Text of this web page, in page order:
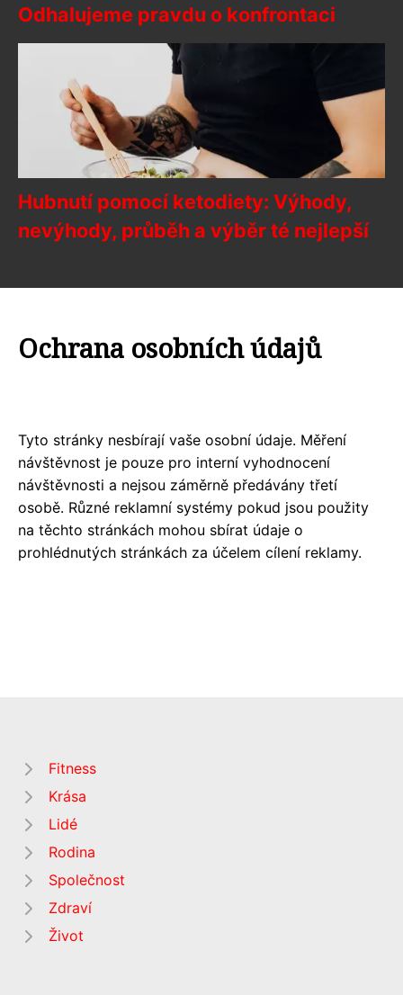
Odhalujeme pravdu o konfrontaci
Hubnutí pomocí ketodiety: Výhody,
nevýhody, průběh a výběr té nejlepší
Ochrana osobních údajů
Tyto stránky nesbírají vaše osobní údaje. Měření
návštěvnost je pouze pro interní vyhodnocení
návštěvnosti a nejsou záměrně předávány třetí
osobě. Různé reklamní systémy pokud jsou použity
na těchto stránkách mohou sbírat údaje o
prohlédnutých stránkách za účelem cílení reklamy.
Fitness
Krása
Lidé
Rodina
Společnost
Zdraví
Život